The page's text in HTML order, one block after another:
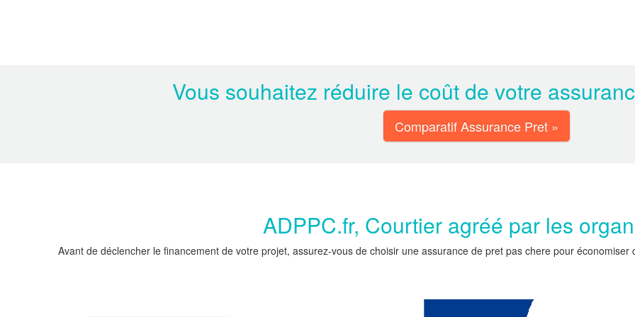
Vous souhaitez réduire le coût de votre
Comparatif Assurance Pret »
ADPPC.fr, Courtier agréé par les
Avant de déclencher le financement de votre projet, assurez-vous de choisir une assurance de pret pas chere pour